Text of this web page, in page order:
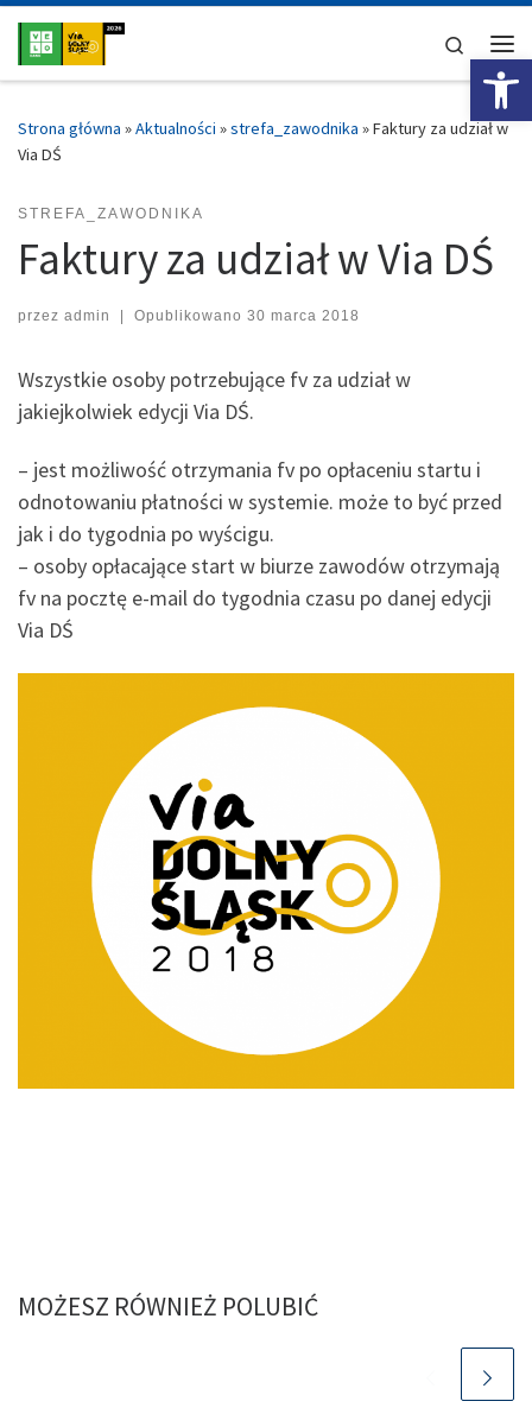
Przejdź do treści
Search
Strona główna »Aktualności »strefa_zawodnika »Faktury za udział w
Via DŚ
STREFA_ZAWODNIKA
Faktury za udział w Via DŚ
przez admin | Opublikowano 30 marca 2018
Wszystkie osoby potrzebujące fv za udział w
jakiejkolwiek edycji Via DŚ.
– jest możliwość otrzymania fv po opłaceniu startu i
odnotowaniu płatności w systemie. może to być przed
jak i do tygodnia po wyścigu.
– osoby opłacające start w biurze zawodów otrzymają
fv na pocztę e-mail do tygodnia czasu po danej edycji
Via DŚ
MOŻESZ RÓWNIEŻ POLUBIĆ